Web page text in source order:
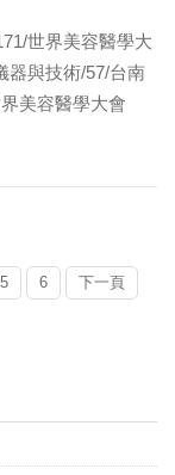
世界美容醫學大
器與技術/57/台南
美容醫學大會
5 6
下一頁